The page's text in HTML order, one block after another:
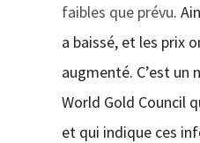
faibles que prévu.
a baissé, et les prix
augmenté. C’est un
World Gold Council
et qui indique ces